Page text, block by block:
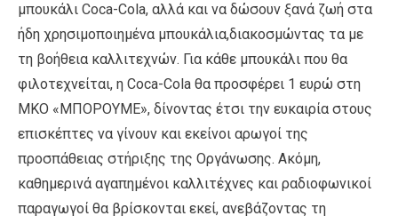
μπουκάλι Coca-Cola, αλλά και να δώσουν ξανά ζωή στα
ήδη χρησιμοποιημένα μπουκάλια,διακοσμώντας τα με
τη βοήθεια καλλιτεχνών. Για κάθε μπουκάλι που θα
φιλοτεχνείται, η Coca-Cola θα προσφέρει 1 ευρώ στη
ΜΚΟ «ΜΠΟΡΟΥΜΕ», δίνοντας έτσι την ευκαιρία στους
επισκέπτες να γίνουν και εκείνοι αρωγοί της
προσπάθειας στήριξης της Οργάνωσης. Ακόμη,
καθημερινά αγαπημένοι καλλιτέχνες και ραδιοφωνικοί
παραγωγοί θα βρίσκονται εκεί, ανεβάζοντας τη